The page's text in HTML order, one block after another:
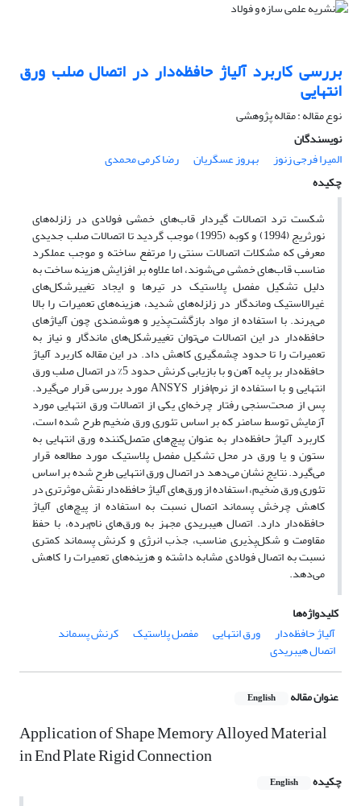
بررسی کاربرد آلیاژ حافظه‌دار در اتصال صلب ورق
انتهایی
نوع مقاله : مقاله پژوهشی
نویسندگان
المیرا فرجی زنوز
بهروز عسگریان
رضا کرمی محمدی
چکیده
شکست ترد اتصالات گیردار قاب‌های خمشی فولادی در زلزله‌های
نورثریج (1994) و کوبه (1995) موجب گردید تا اتصالات صلب جدیدی
معرفی که مشکلات اتصالات سنتی را مرتفع ساخته و موجب عملکرد
مناسب قاب‌های خمشی می‌شوند، اما علاوه بر افزایش هزینه ساخت به
دلیل تشکیل مفصل پلاستیک در تیرها و ایجاد تغییرشکل‌های
غیرالاستیک وماندگار در زلزله­‌های شدید، هزینه‌های تعمیرات را بالا
می‌برند. با استفاده از مواد بازگشت‌پذیر و هوشمندی چون آلیاژهای
حافظه‌‌دار در این اتصالات می‌توان تغییرشکل‌های ماندگار و نیاز به
تعمیرات را تا حدود چشمگیری کاهش ‌داد. در این مقاله کاربرد آلیاژ
حافظه‌دار بر پایه آهن و با بازیابی کرنش حدود 5% در اتصال صلب ورق
انتهایی و با استفاده از نرم‌افزار ANSYSمورد بررسی قرار می‌گیرد.
پس از صحت‌سنجی رفتار چرخه‌ای یکی از اتصالات ورق انتهایی مورد
آزمایش توسط سامنر که بر اساس تئوری ورق ضخیم طرح شد‌ه ‌است،
کاربرد آلیاژ حافظه‌دار به عنوان پیچ‌های متصل‌کننده ورق انتهایی به
ستون و یا ورق در محل تشکیل مفصل پلاستیک مورد مطالعه قرار
می‌گیرد. نتایج نشان می‌دهد در اتصال ورق انتهایی طرح شده بر اساس
تئوری ورق ضخیم، استفاده از ورق‌های آلیاژ حافظه‌دار نقش موثرتری در
کاهش چرخش پسماند اتصال نسبت به استفاده از پیچ‌های آلیاژ
حافظه‌دار دارد. اتصال هیبریدی مجهز به ورق‌های نام‌برده، با حفظ
مقاومت و شکل‌پذیری مناسب، جذب انرژی و کرنش پسماند کمتری
نسبت به اتصال فولادی مشابه داشته و هزینه‌های تعمیرات را کاهش
می‌دهد.
کلیدواژه‌ها
آلیاژ حافظه‌دار
ورق انتهایی مفصل پلاستیک کرنش پسماند
اتصال هیبریدی
عنوان مقاله English
Application of Shape Memory Alloyed Material
in End Plate Rigid Connection
چکیده English